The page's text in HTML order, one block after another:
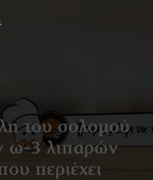
του σολομού
ω-3 λιπαρών
περιέχει